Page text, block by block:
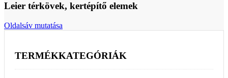
Leier térkövek, kertépítő elemek
Oldalsáv mutatása
TERMÉKKATEGÓRIÁK